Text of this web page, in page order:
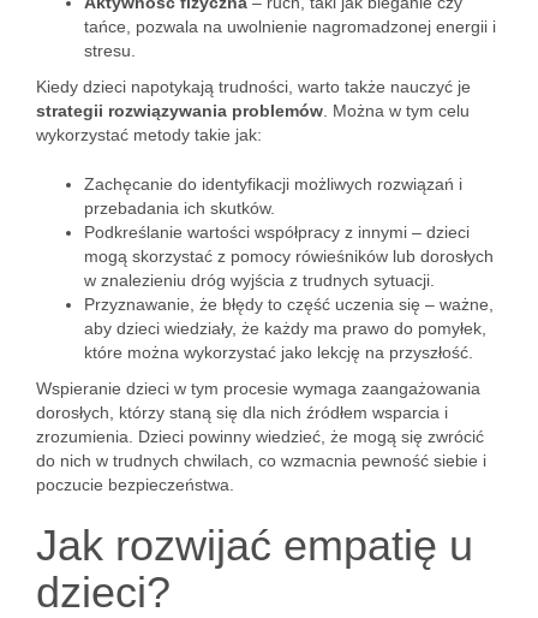
tańce, pozwala na uwolnienie nagromadzonej energii i
stresu.
Kiedy dzieci napotykają trudności, warto także nauczyć je
strategii rozwiązywania problemów . Można w tym celu
wykorzystać metody takie jak:
Zachęcanie do identyfikacji możliwych rozwiązań i
przebadania ich skutków.
Podkreślanie wartości współpracy z innymi – dzieci
mogą skorzystać z pomocy rówieśników lub dorosłych
w znalezieniu dróg wyjścia z trudnych sytuacji.
Przyznawanie, że błędy to część uczenia się – ważne,
aby dzieci wiedziały, że każdy ma prawo do pomyłek,
które można wykorzystać jako lekcję na przyszłość.
Wspieranie dzieci w tym procesie wymaga zaangażowania
dorosłych, którzy staną się dla nich źródłem wsparcia i
zrozumienia. Dzieci powinny wiedzieć, że mogą się zwrócić
do nich w trudnych chwilach, co wzmacnia pewność siebie i
poczucie bezpieczeństwa.
Jak rozwijać empatię u
dzieci?